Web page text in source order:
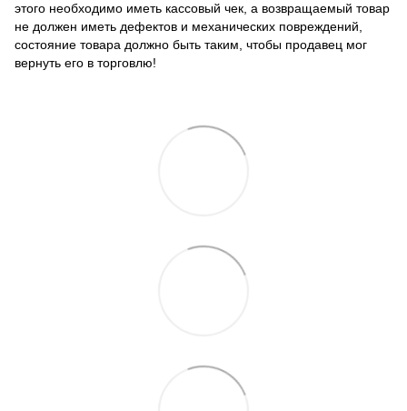
этого необходимо иметь кассовый чек, а возвращаемый товар
не должен иметь дефектов и механических повреждений,
состояние товара должно быть таким, чтобы продавец мог
вернуть его в торговлю!